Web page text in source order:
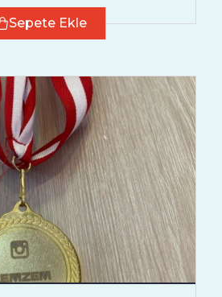
Sepete Ekle